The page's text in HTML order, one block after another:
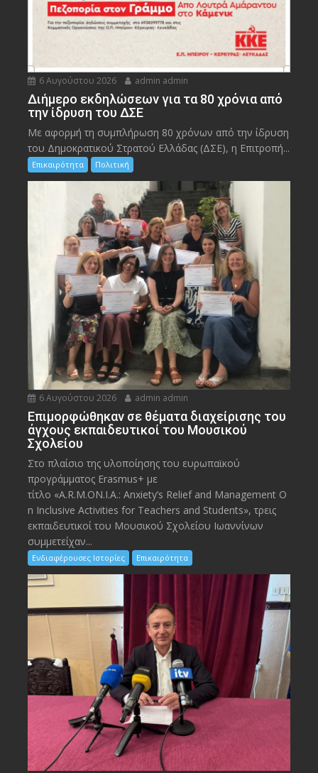
6 Αυγούστου 2026 admin admin
Διήμερο εκδηλώσεων για τα 80 χρόνια από
την ίδρυση του ΔΣΕ
Με αφορμή τη συμπλήρωση 80 χρόνων από την ίδρυση
του Δημοκρατικού Στρατού Ελλάδας (ΔΣΕ), η Επιτροπή...
Επικαιρότητα Πολιτική
6 Αυγούστου 2026 admin admin
Eπιμορφώθηκαν σε θέματα διαχείρισης του
άγχους εκπαιδευτικοί του Μουσικού
Σχολείου
Στο πλαίσιο της υλοποίησης του ευρωπαϊκού
προγράμματος Erasmus+ με
τίτλο «A.R.M.ON.I.A.: Anxiety’s Relief and Management O
n Inclusive Activities for Teachers and Students», τρεις
εκπαιδευτικοί του Μουσικού Σχολείου Ιωαννίνων
συμμετείχαν...
Ενδιαφέρουσες Ιστορίες Επικαιρότητα